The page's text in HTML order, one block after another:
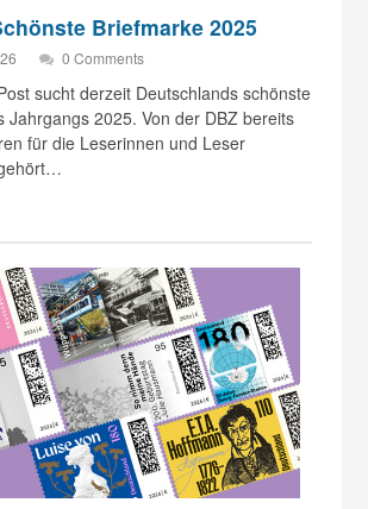
Briefmarke 2025
0 Comments
sucht derzeit Deutschlands schönste
Jahrgangs 2025. Von der DBZ bereits
für die Leserinnen und Leser